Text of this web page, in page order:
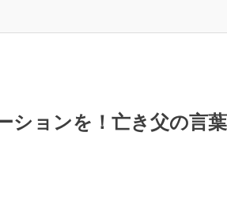
ションを！亡き父の言